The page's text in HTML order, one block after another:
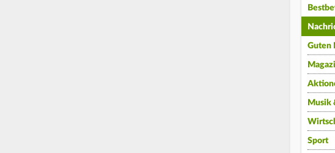
Guten
Musik
Sport